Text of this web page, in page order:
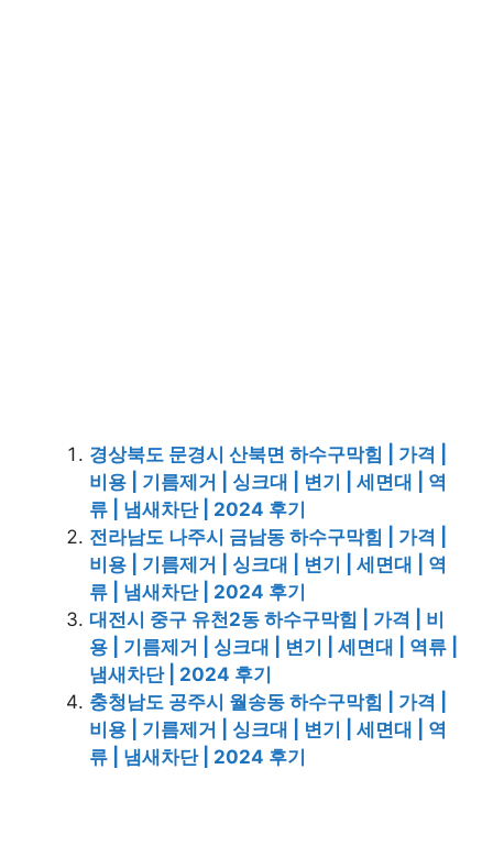
경상북도 문경시 산북면 하수구막힘 | 가격 |
비용 | 기름제거 | 싱크대 | 변기 | 세면대 | 역
류 | 냄새차단 | 2024 후기
전라남도 나주시 금남동 하수구막힘 | 가격 |
비용 | 기름제거 | 싱크대 | 변기 | 세면대 | 역
류 | 냄새차단 | 2024 후기
대전시 중구 유천2동 하수구막힘 | 가격 | 비
용 | 기름제거 | 싱크대 | 변기 | 세면대 | 역류 |
냄새차단 | 2024 후기
충청남도 공주시 월송동 하수구막힘 | 가격 |
비용 | 기름제거 | 싱크대 | 변기 | 세면대 | 역
류 | 냄새차단 | 2024 후기